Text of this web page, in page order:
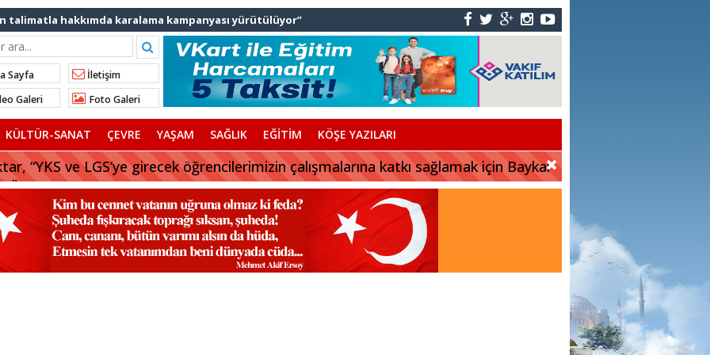
başkanlarından İl Başkanı Özdemir’e ziyaret
Bingöl’den İBB’ye tepki
“Gök Kubbe’de, Mavi Vatan’da, Şanlı Topraklarda: İstanbul
Çerkez AK Parti’ye katıldı
AK Parti’ye katılıyor
orman yangınına müdahale ediyor
tercih desteği
Sayfa
İletişim
Galeri
Foto Galeri
KÜLTÜR-SANAT ÇEVRE YAŞAM SAĞLIK EĞİTİM KÖŞE YAZILARI
“YKS ve LGS’ye girecek öğrencilerimizin çalışmalarına katkı sağlamak için Baykar